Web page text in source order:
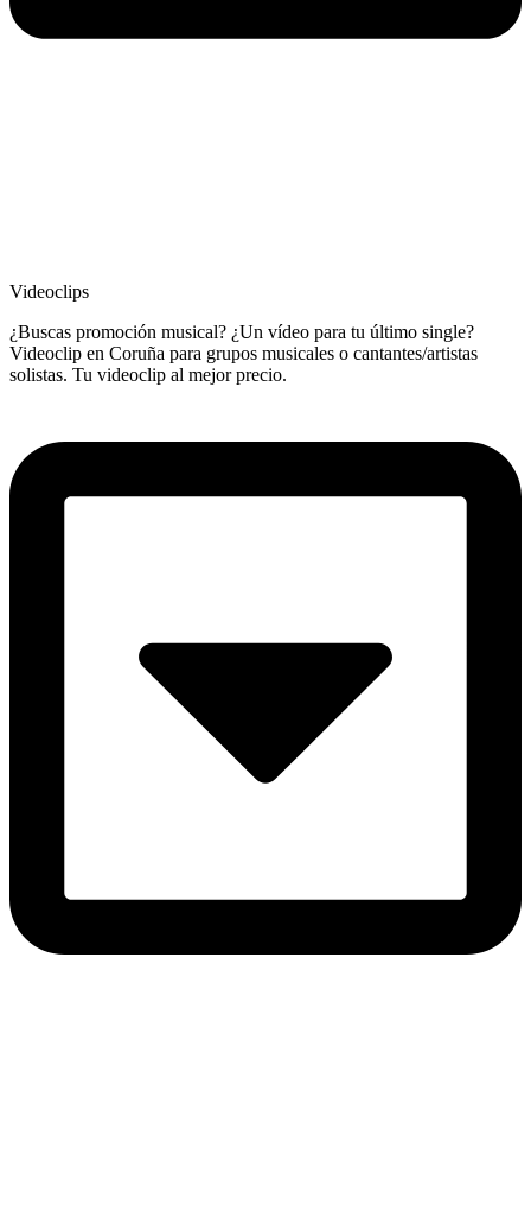
Videoclips
¿Buscas promoción musical? ¿Un vídeo para tu último single?
Videoclip en Coruña para grupos musicales o cantantes/artistas
solistas. Tu videoclip al mejor precio.